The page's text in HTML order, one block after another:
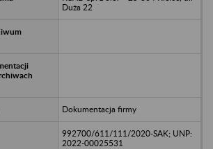
Duża 22
Dokumentacja firmy
992700/611/111/2020-SAK; UNP:
2022-00025531